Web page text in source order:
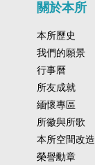
關於本所
本所歷史
我們的願景
行事曆
所友成就
緬懷專區
所徽與所歌
本所空間改造
榮譽勳章